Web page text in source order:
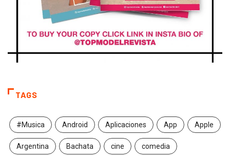
TAGS
#Musica Android Aplicaciones App Apple
Argentina Bachata cine comedia